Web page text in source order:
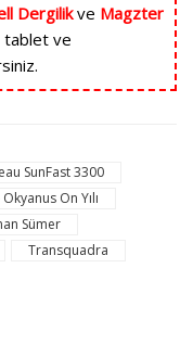
Dergilikve Magzter
tablet ve
SunFast 3300
On Yılı
Sümer
Transquadra